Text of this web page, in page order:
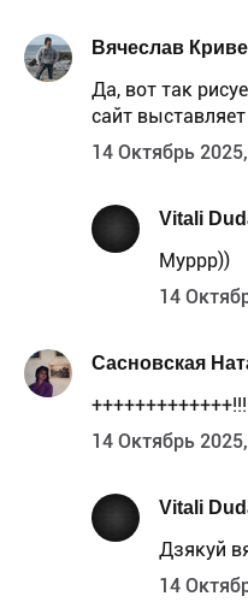
Вячеслав
Да, вот так
сайт
14 Октябрь
Vitali
Муррр))
14
Сасновская
14 Октябрь
Vitali
Дзякуй
14